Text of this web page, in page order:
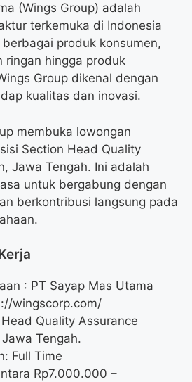
(Wings Group) adalah
terkemuka di Indonesia
produk konsumen,
ringan hingga produk
Group dikenal dengan
kualitas dan inovasi.
membuka lowongan
Section Head Quality
Jawa Tengah. Ini adalah
untuk bergabung dengan
berkontribusi langsung pada
: PT Sayap Mas Utama
wingscorp.com/
Quality Assurance
Tengah.
Full Time
Rp7.000.000 –